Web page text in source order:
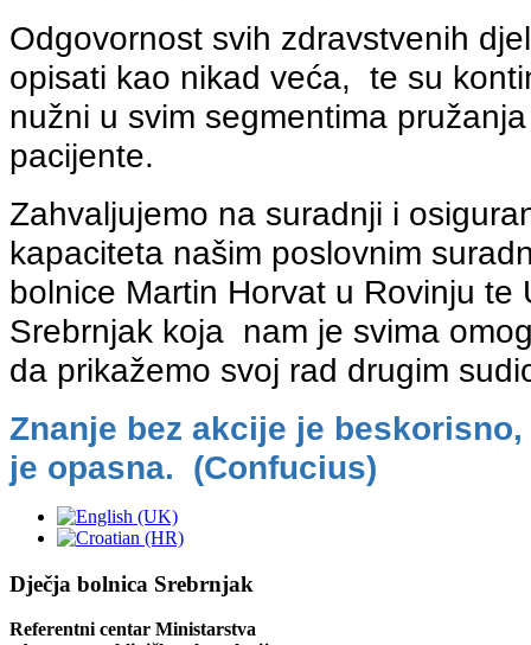
Odgovornost svih zdravstvenih
opisati kao nikad veća, te su
nužni u svim segmentima
pacijente.
Zahvaljujemo na suradnji i
kapaciteta našim poslovnim
bolnice Martin Horvat u Rovinju te
Srebrnjak koja nam je svima
da prikažemo svoj rad drugim
Znanje bez akcije je
je opasna. (Confucius)
Dječja bolnica Srebrnjak
Referentni centar Ministarstva